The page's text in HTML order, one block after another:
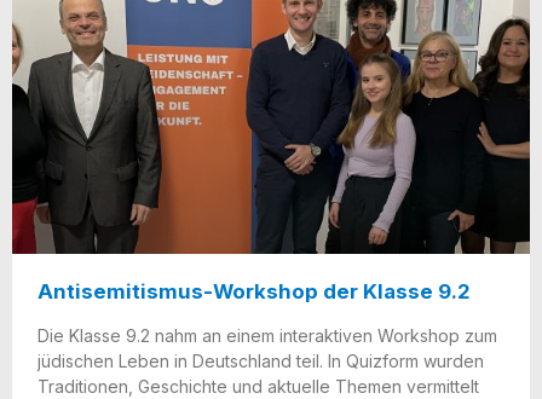
Antisemitismus-Workshop der Klasse 9.2
Die Klas­se 9.2 nahm an einem inter­ak­ti­ven Work­shop zum
jüdi­schen Leben in Deutsch­land teil. In Quiz­form wur­den
Tra­di­tio­nen, Geschich­te und aktu­el­le The­men ver­mit­telt